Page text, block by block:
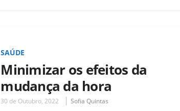
SAÚDE
Minimizar os efeitos da
mudança da hora
30 de Outubro, 2022 Sofia Quintas